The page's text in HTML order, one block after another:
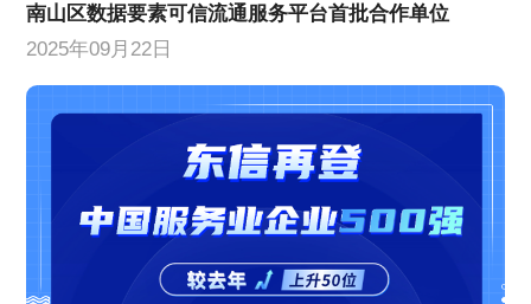
南山区数据要素可信流通服务平台首批合作单位
2025年09月22日